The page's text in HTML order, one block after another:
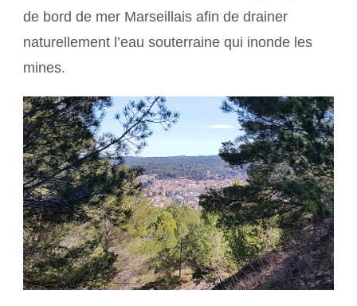
de bord de mer Marseillais afin de drainer
naturellement l’eau souterraine qui inonde les
mines.